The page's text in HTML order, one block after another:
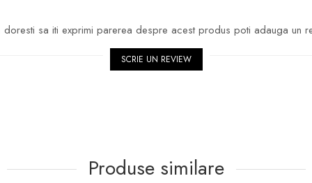
doresti sa iti exprimi parerea despre acest produs poti adauga un
SCRIE UN REVIEW
Produse similare